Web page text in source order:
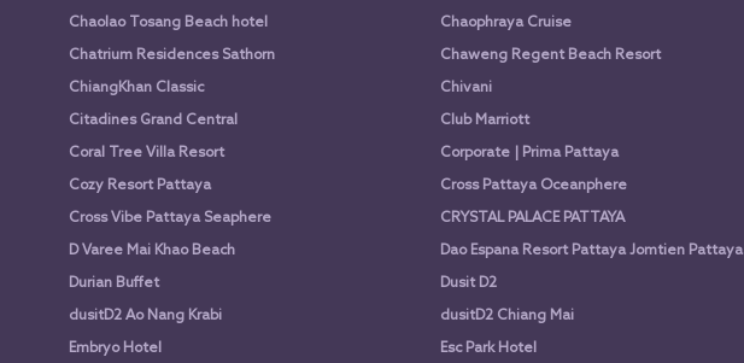
Chaolao Tosang Beach hotel
Chaophraya Cruise
Chatrium Residences Sathorn
Chaweng Regent Beach Resort
ChiangKhan Classic
Chivani
Citadines Grand Central
Club Marriott
Coral Tree Villa Resort
Corporate | Prima Pattaya
Cozy Resort Pattaya
Cross Pattaya Oceanphere
Cross Vibe Pattaya Seaphere
CRYSTAL PALACE PATTAYA
D Varee Mai Khao Beach
Dao Espana Resort Pattaya Jomtien Pattaya
Durian Buffet
Dusit D2
dusitD2 Ao Nang Krabi
dusitD2 Chiang Mai
Embryo Hotel
Esc Park Hotel